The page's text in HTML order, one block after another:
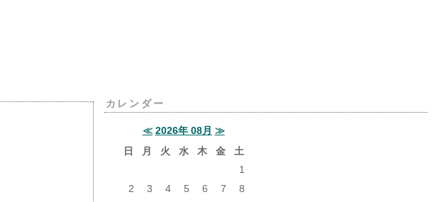
カレンダー
≪ 2026年 08月 ≫
日
月 火 水 木 金
土
1
2
3 4 5 6 7
8